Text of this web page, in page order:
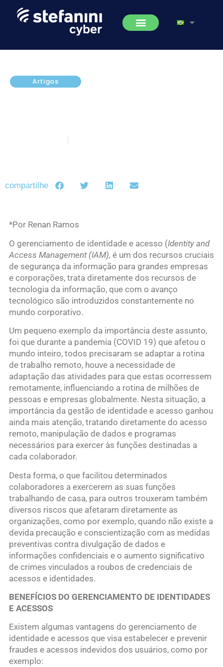
Artigos
compartilhe
*Por Renan Ramos
O gerenciamento de identidade e acesso (Identity and
Access Management (IAM), é um dos recursos cruciais
de segurança da informação para grandes empresas
e corporações, trata diretamente dos recursos de
tecnologia da informação, que com o avanço
tecnológico são introduzidos constantemente no
mundo corporativo.
Um pequeno exemplo da importância deste assunto,
foi que durante a pandemia (COVID 19) que afetou o
mundo inteiro, todos precisaram se adaptar a rotina
de trabalho remoto, houve a necessidade de
adaptação das atividades para que estas ocorressem
remotamente, influenciando a rotina de milhões de
pessoas e empresas globalmente. Nesta situação, a
importância da gestão de identidade e acesso ganhou
ainda mais atenção, tratando diretamente do acesso
remoto, manipulação de dados e programas
necessários para exercer às funções destinadas a
cada colaborador.
Desta forma, o que facilitou determinados
colaboradores a exercerem as suas funções
trabalhando de casa, para outros trouxeram também
diversos riscos que afetaram diretamente as
organizações, como por exemplo, quando não existe a
devida precaução e conscientização com as medidas
preventivas contra divulgação de dados e
informações confidenciais e o aumento significativo
de crimes vinculados a roubos de credenciais de
acessos e identidades.
BENEFÍCIOS DO GERENCIAMENTO DE IDENTIDADES
E ACESSOS
Existem algumas vantagens do gerenciamento de
identidade e acessos que visa estabelecer e prevenir
fraudes e acessos indevidos dos usuários, como por
exemplo: